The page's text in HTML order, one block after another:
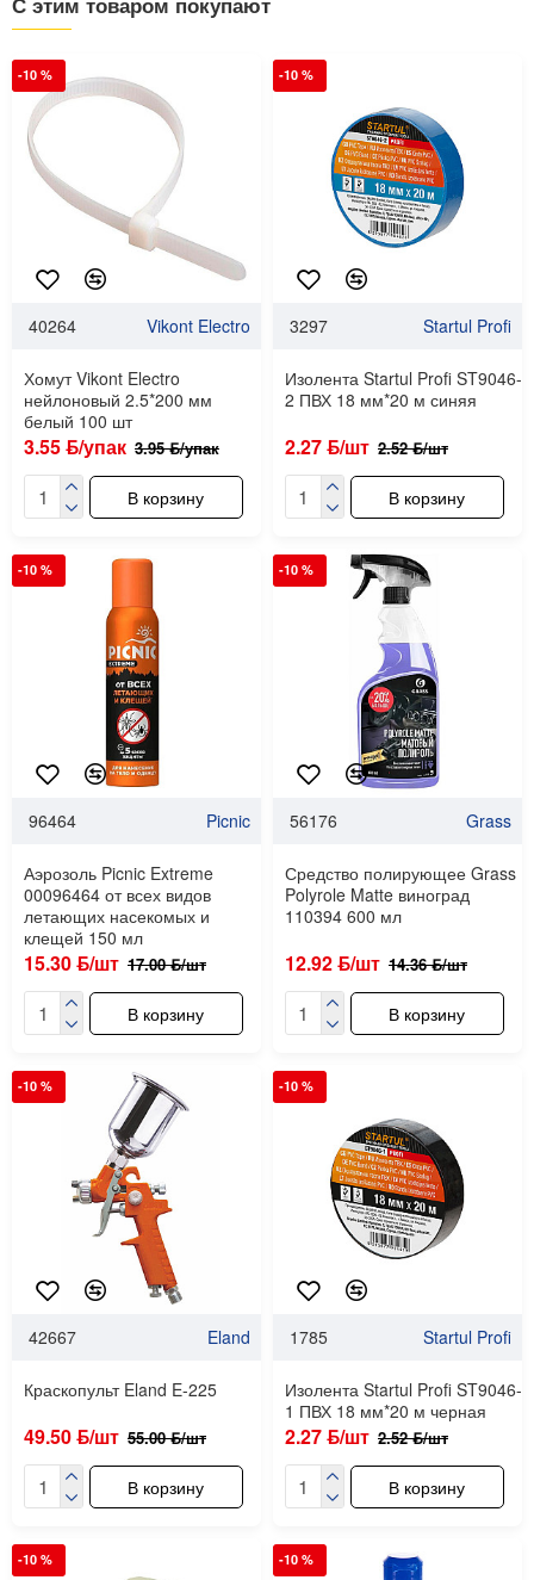
-10 %
40264 Vikont Electro
Хомут Vikont Electro
нейлоновый 2.5*200 мм
белый 100 шт
3.55 ƃ/упак 3.95 ƃ/упак
В корзину
-10 %
3297 Startul Profi
Изолента Startul Profi ST9046-
2 ПВХ 18 мм*20 м синяя
2.27 ƃ/шт 2.52 ƃ/шт
В корзину
-10 %
96464 Picnic
Аэрозоль Picnic Extreme
00096464 от всех видов
летающих насекомых и
клещей 150 мл
15.30 ƃ/шт 17.00 ƃ/шт
В корзину
-10 %
56176 Grass
Средство полирующее Grass
Polyrole Matte виноград
110394 600 мл
12.92 ƃ/шт 14.36 ƃ/шт
В корзину
-10 %
42667 Eland
Краскопульт Eland E-225
49.50 ƃ/шт 55.00 ƃ/шт
В корзину
-10 %
1785 Startul Profi
Изолента Startul Profi ST9046-
1 ПВХ 18 мм*20 м черная
2.27 ƃ/шт 2.52 ƃ/шт
В корзину
-10 % -10 %